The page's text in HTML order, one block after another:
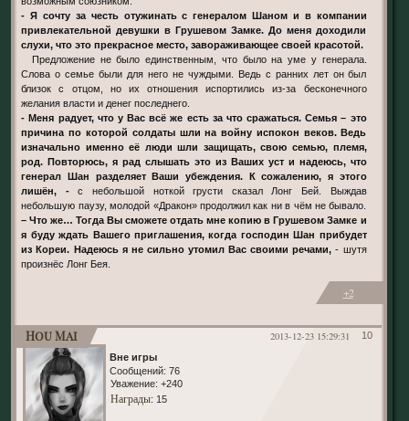
- Я сочту за честь отужинать с генералом Шаном и в компании
привлекательной девушки в Грушевом Замке. До меня доходили
слухи, что это прекрасное место, завораживающее своей красотой.
Предложение не было единственным, что было на уме у генерала.
Слова о семье были для него не чуждыми. Ведь с ранних лет он был
близок с отцом, но их отношения испортились из-за бесконечного
желания власти и денег последнего.
- Меня радует, что у Вас всё же есть за что сражаться. Семья – это
причина по которой солдаты шли на войну испокон веков. Ведь
изначально именно её люди шли защищать, свою семью, племя,
род. Повторюсь, я рад слышать это из Ваших уст и надеюсь, что
генерал Шан разделяет Ваши убеждения. К сожалению, я этого
лишён, -с небольшой ноткой грусти сказал Лонг Бей. Выждав
небольшую паузу, молодой «Дракон» продолжил как ни в чём не бывало.
– Что же… Тогда Вы сможете отдать мне копию в Грушевом Замке и
я буду ждать Вашего приглашения, когда господин Шан прибудет
из Кореи. Надеюсь я не сильно утомил Вас своими речами, - шутя
произнёс Лонг Бея.
+2
10
2013-12-23 15:29:31
Hou Mai
Вне игры
Сообщений: 76
Уважение: +240
Награды: 15